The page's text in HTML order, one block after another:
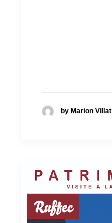
by Marion Villat